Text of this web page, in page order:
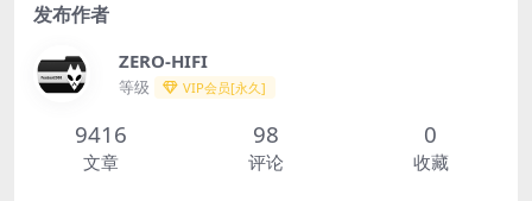
发布作者
ZERO-HIFI
等级 VIP会员[永久]
9416
文章
98
评论
0
收藏